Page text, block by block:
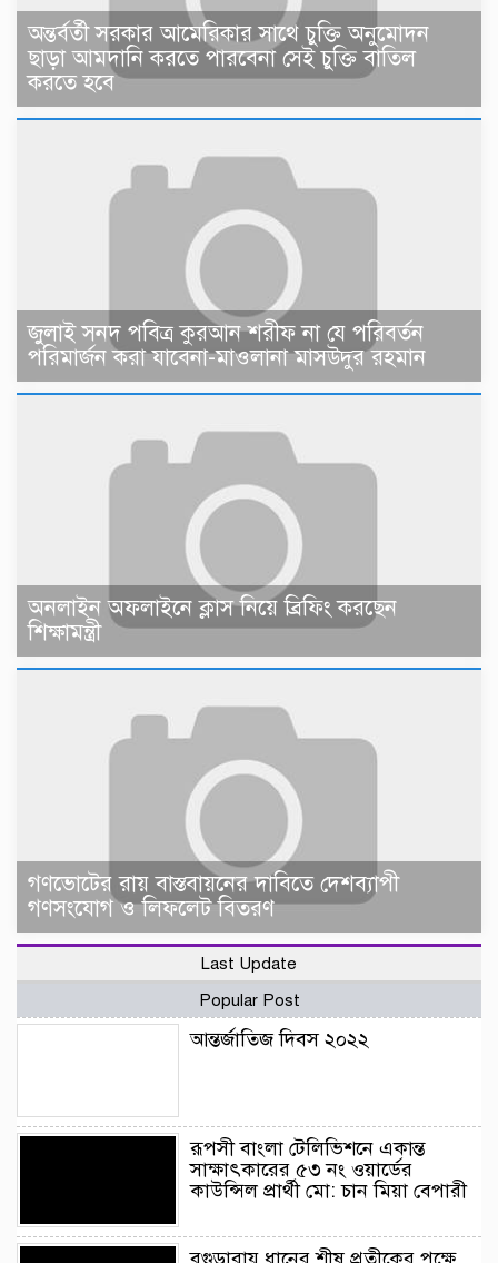
অন্তর্বর্তী সরকার আমেরিকার সাথে চুক্তি অনুমোদন
ছাড়া আমদানি করতে পারবেনা সেই চুক্তি বাতিল
করতে হবে
জুলাই সনদ পবিত্র কুরআন শরীফ না যে পরিবর্তন
পরিমার্জন করা যাবেনা-মাওলানা মাসউদুর রহমান
অনলাইন অফলাইনে ক্লাস নিয়ে ব্রিফিং করছেন
শিক্ষামন্ত্রী
গণভোটের রায় বাস্তবায়নের দাবিতে দেশব্যাপী
গণসংযোগ ও লিফলেট বিতরণ
Last Update
Popular Post
আন্তর্জাতিজ দিবস ২০২২
রূপসী বাংলা টেলিভিশনে একান্ত
সাক্ষাৎকারের ৫৩ নং ওয়ার্ডের
কাউন্সিল প্রার্থী মো: চান মিয়া বেপারী